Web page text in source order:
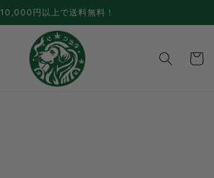
10,000円以上で送料無料！
推